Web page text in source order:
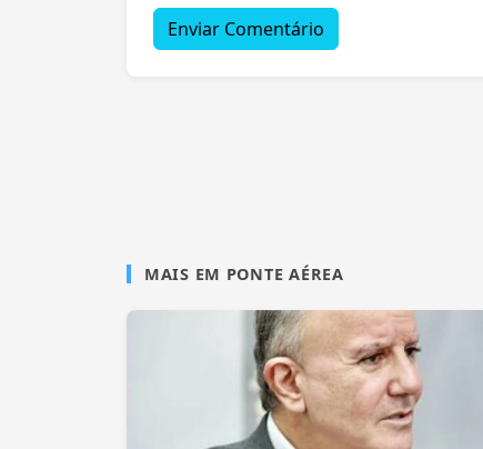
Enviar Comentário
MAIS EM PONTE AÉREA